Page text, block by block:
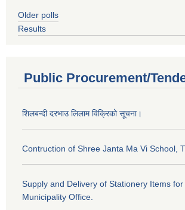
Older polls
Results
Public Procurement/
शिलबन्दी दरभाउ लिलाम विक्रिको सूचना।
Contruction of Shree Janta Ma Vi School,
Supply and Delivery of Stationery Items for
Municipality Office.